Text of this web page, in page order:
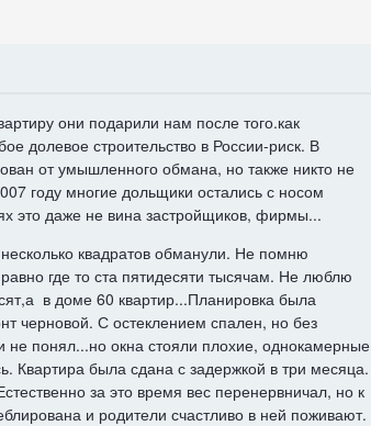
они подарили нам после того.как
долевое строительство в России-риск. В
от умышленного обмана, но также никто не
году многие дольщики остались с носом
это даже не вина застройщиков, фирмы...
квадратов обманули. Не помню
где то ста пятидесяти тысячам. Не люблю
в доме 60 квартир...Планировка была
черновой. С остеклением спален, но без
не понял...но окна стояли плохие, однокамерные
Квартира была сдана с задержкой в три месяца.
за это время вес перенервничал, но к
и родители счастливо в ней поживают.